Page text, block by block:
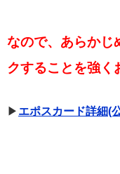
なので、あらかじ
クすることを強く
▶︎ エポスカード詳細(